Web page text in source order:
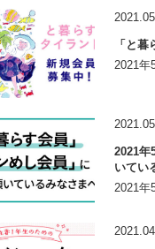
「と
2021年
2021年
いてい
2021年